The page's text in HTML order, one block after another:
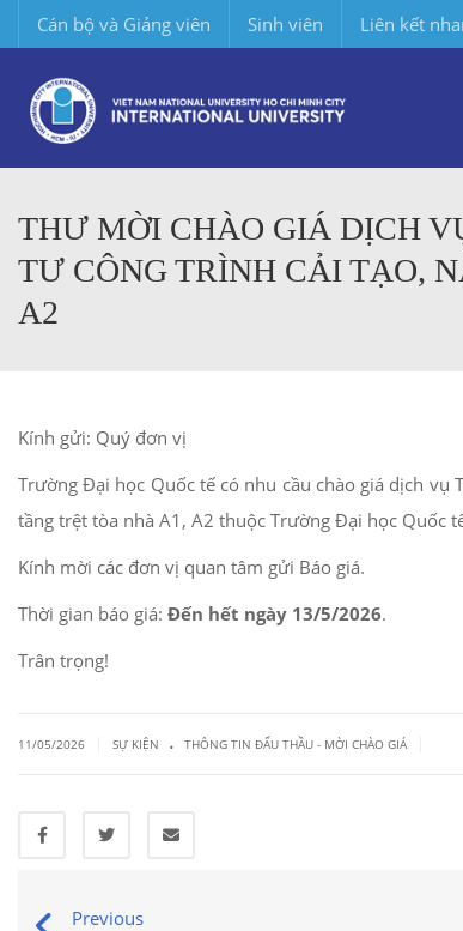
Cán bộ và Giảng viên Sinh viên Liên kết
THƯ MỜI CHÀO GIÁ DỊCH
TƯ CÔNG TRÌNH CẢI TẠO,
A2
Kính gửi: Quý đơn vị
Trường Đại học Quốc tế có nhu cầu chào giá dịch
tầng trệt tòa nhà A1, A2 thuộc Trường Đại học Quốc
Kính mời các đơn vị quan tâm gửi Báo giá.
Thời gian báo giá: Đến hết ngày 13/5/2026.
Trân trọng!
11/05/2026 SỰ KIỆN . THÔNG TIN ĐẤU THẦU - MỜI CHÀO GIÁ
Previous